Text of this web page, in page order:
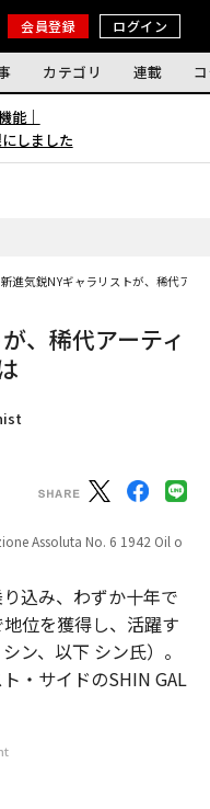
会員登録 ログイン
カテゴリ 連載
能｜
しました
新進気鋭NYギャラリストが、稀代アー
、稀代アーティ
Assoluta No. 6 1942 Oil o
込み、わずか十年で
位を獲得し、活躍す
ン、以下 シン氏）。
・サイドのSHIN GAL